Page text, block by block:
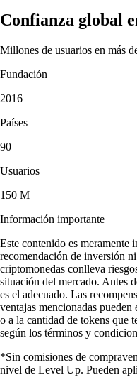
Confianza global
Millones de usuarios en más
Fundación
2016
Países
90
Usuarios
150 M
Información importante
Este contenido es
recomendación de inversión
criptomonedas conlleva
situación del mercado. Antes
es el adecuado. Las
ventajas mencionadas
o a la cantidad de tokens que
según los términos y
*Sin comisiones de
nivel de Level Up. Pueden